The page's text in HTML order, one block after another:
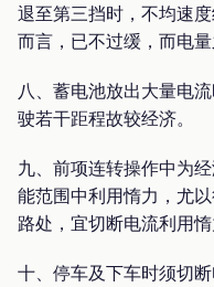
退至第三挡时，不均速
而言，已不过缓，而电量
八、蓄电池放出大量电
驶若干距程故较经济。
九、前项连转操作中为
能范围中利用惰力，尤
路处，宜切断电流利用惰
十、停车及下车时须切断